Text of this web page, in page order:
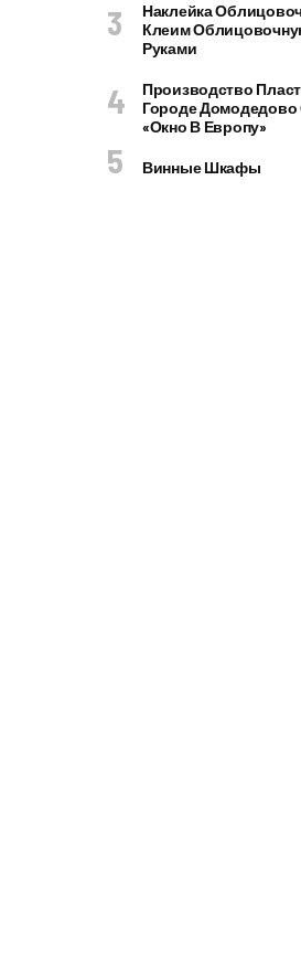
Наклейка
Клеим
Руками
Производство
Городе Домодедово
«Окно В Европу»
Винные Шкафы